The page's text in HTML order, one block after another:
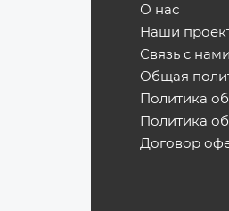
О нас
Наши
Связь с нами
Общая
Политика
Политика
Договор